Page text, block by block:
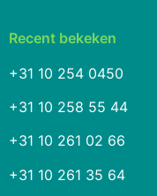
Recent bekeken
+31 10 254 0450
+31 10 258 55 44
+31 10 261 02 66
+31 10 261 35 64